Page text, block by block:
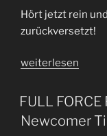
Hört jetzt rein
zurückversetzt!
„Full
2024
Festival
weiterlesen
FULL
Newcomer